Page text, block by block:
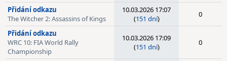
Přidání odkazu
The Witcher 2: Assassins of Kings
10.03.2026 17:07
(151 dní) 0
Přidání odkazu
WRC 10: FIA World Rally
Championship
10.03.2026 17:09
(151 dní) 0